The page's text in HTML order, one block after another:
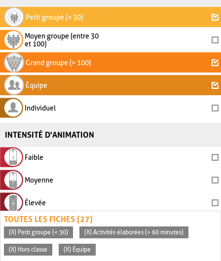
Petit groupe (< 30)
Moyen groupe (entre 30
et 100)
Grand groupe (> 100)
Équipe
Individuel
INTENSITÉ D'ANIMATION
Faible
Moyenne
Élevée
TOUTES LES FICHES (27)
(X) Petit groupe (< 30) (X) Activités élaborées (> 60 minutes)
(X) Hors classe (X) Équipe